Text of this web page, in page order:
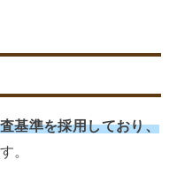
基準を採用しており、
。